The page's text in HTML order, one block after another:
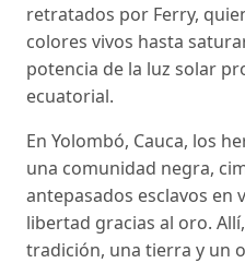
retratados por Ferry,
colores vivos hasta
potencia de la luz solar
ecuatorial.
En Yolombó, Cauca, los
una comunidad negra,
antepasados esclavos en
libertad gracias al oro.
tradición, una tierra y un